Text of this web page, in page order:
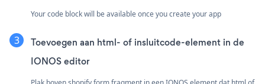
Your code block will be available once you create your app
Toevoegen aan html- of insluitcode-element in de
IONOS editor